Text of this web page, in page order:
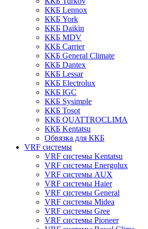
ККБ Lennox
ККБ York
ККБ Daikin
ККБ MDV
ККБ Carrier
ККБ General Climate
ККБ Dantex
ККБ Lessar
ККБ Electrolux
ККБ IGC
ККБ Sysimple
ККБ Tosot
ККБ QUATTROCLIMA
ККБ Kentatsu
Обвязка для ККБ
VRF системы
VRF системы Kentatsu
VRF системы Energolux
VRF системы AUX
VRF системы Haier
VRF системы General
VRF системы Midea
VRF системы Gree
VRF системы Pioneer